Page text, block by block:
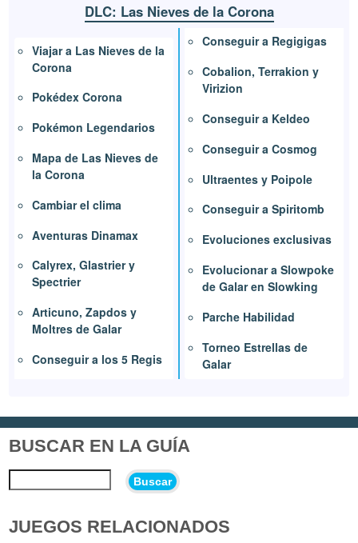
DLC: Las Nieves de la Corona
Viajar a Las Nieves de la
Corona
Pokédex Corona
Pokémon Legendarios
Mapa de Las Nieves de
la Corona
Cambiar el clima
Aventuras Dinamax
Calyrex, Glastrier y
Spectrier
Articuno, Zapdos y
Moltres de Galar
Conseguir a los 5 Regis
Conseguir a Regigigas
Cobalion, Terrakion y
Virizion
Conseguir a Keldeo
Conseguir a Cosmog
Ultraentes y Poipole
Conseguir a Spiritomb
Evoluciones exclusivas
Evolucionar a Slowpoke
de Galar en Slowking
Parche Habilidad
Torneo Estrellas de
Galar
BUSCAR EN LA GUÍA
Buscar
JUEGOS RELACIONADOS